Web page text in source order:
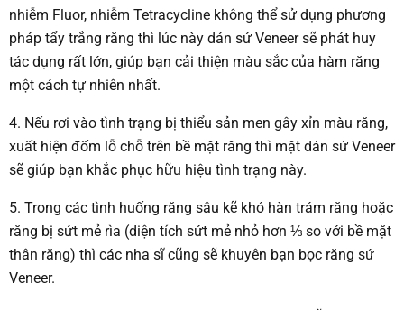
nhiễm Fluor, nhiễm Tetracycline không thể sử dụng phương
pháp tẩy trắng răng thì lúc này dán sứ Veneer sẽ phát huy
tác dụng rất lớn, giúp bạn cải thiện màu sắc của hàm răng
một cách tự nhiên nhất.
4. Nếu rơi vào tình trạng bị thiểu sản men gây xỉn màu răng,
xuất hiện đốm lỗ chỗ trên bề mặt răng thì mặt dán sứ Veneer
sẽ giúp bạn khắc phục hữu hiệu tình trạng này.
5. Trong các tình huống răng sâu kẽ khó hàn trám răng hoặc
răng bị sứt mẻ rìa (diện tích sứt mẻ nhỏ hơn ⅓ so với bề mặt
thân răng) thì các nha sĩ cũng sẽ khuyên bạn bọc răng sứ
Veneer.